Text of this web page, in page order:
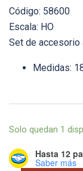
Código: 58600
Escala: HO
Set de accesorio
Medidas:
Solo quedan 1
Hasta 12
Saber más